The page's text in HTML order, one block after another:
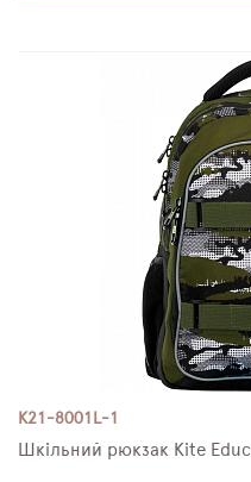
K21-8001L-1
Шкільний рюкзак Kite